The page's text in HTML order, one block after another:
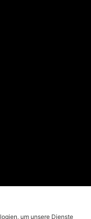
um unsere Dienste